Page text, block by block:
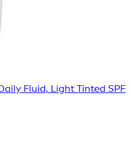
Fluid, Light Tinted SPF